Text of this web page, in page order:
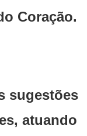
Coração.
sugestões
atuando